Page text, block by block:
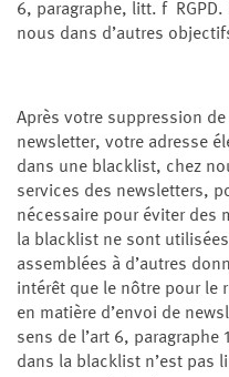
6, paragraphe, litt. f RGPD.
nous dans d’autres
Après votre suppression
newsletter, votre adresse
dans une blacklist, chez
services des newsletters,
nécessaire pour éviter des
la blacklist ne sont
assemblées à d’autres
intérêt que le nôtre pour le
en matière d’envoi de
sens de l’art 6, paragraphe
dans la blacklist n’est pas